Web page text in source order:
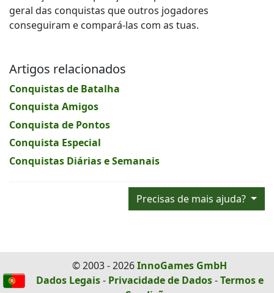
geral das conquistas que outros jogadores
conseguiram e compará-las com as tuas.
Artigos relacionados
Conquistas de Batalha
Conquista Amigos
Conquista de Pontos
Conquista Especial
Conquistas Diárias e Semanais
Precisas de mais ajuda?
© 2003 - 2026InnoGames GmbH
Dados Legais- Privacidade de Dados-Termos e